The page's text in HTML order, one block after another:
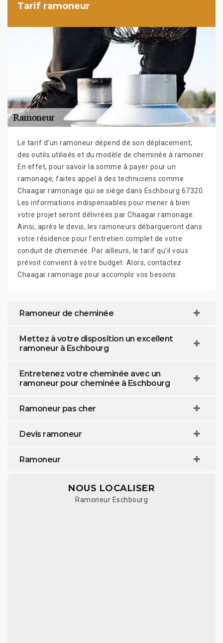
Tarif ramoneur
Le tarif d’un ramoneur dépend de son déplacement,
des outils utilisés et du modèle de cheminée à ramoner.
En effet, pour savoir la somme à payer pour un
ramonage, faites appel à des techniciens comme
Chaagar ramonage qui se siège dans Eschbourg 67320.
Les informations indispensables pour mener à bien
votre projet seront délivrées par Chaagar ramonage.
Ainsi, après le devis, les ramoneurs débarqueront dans
votre résidence pour l’entretien complet de votre
conduit de cheminée. Par ailleurs, le tarif qu’il vous
prévoit convient à votre budget. Alors, contactez
Chaagar ramonage pour accomplir vos besoins.
Ramoneur de cheminée
Mettez à votre disposition un excellent
ramoneur à Eschbourg
Entretenez votre cheminée avec un
ramoneur pour cheminée à Eschbourg
Ramoneur pas cher
Devis ramoneur
Ramoneur
NOUS LOCALISER
Ramoneur Eschbourg